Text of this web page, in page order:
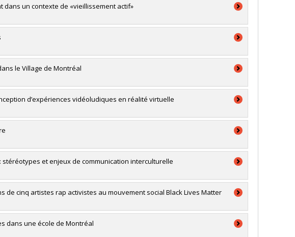
dans un contexte de «vieillissement actif»
le Village de Montréal
d’expériences vidéoludiques en réalité virtuelle
et enjeux de communication interculturelle
cinq artistes rap activistes au mouvement social Black Lives Matter
dans une école de Montréal